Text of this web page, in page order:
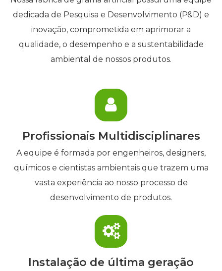
dedicada de Pesquisa e Desenvolvimento (P&D) e
inovação, comprometida em aprimorar a
qualidade, o desempenho e a sustentabilidade
ambiental de nossos produtos.
Profissionais Multidisciplinares
A equipe é formada por engenheiros, designers,
químicos e cientistas ambientais que trazem uma
vasta experiência ao nosso processo de
desenvolvimento de produtos.
Instalação de última geração